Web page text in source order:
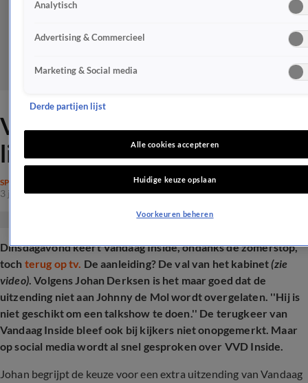
Vandaag Inside-kijkers: 'Het
lijkt wel een VVD-campagne'
SPRAAKMAKEND
3 juni 2025, 21:32
Dinsdagavond keert Vandaag Inside, ondanks de zomerstop,
toch terug op tv. De aanleiding? De val van het kabinet(zie
video). Volgens Johan Derksen is het maar goed dat de
uitzending niet aan Johnny de Mol wordt overgelaten. ''Hij is
niet geschikt om een talkshow te doen.'' De terugkeer van
Vandaag Inside bleef ook bij kijkers niet onopgemerkt. Maar
op social media wordt al snel gesproken over VVD Inside.
Johan begrijpt de keuze voor een extra uitzending van Vandaag
Analytisch
Advertising & Commercieel
Marketing & Social media
Derde partijen lijst
Alle cookies accepteren
Huidige keuze opslaan
Voorkeuren beheren